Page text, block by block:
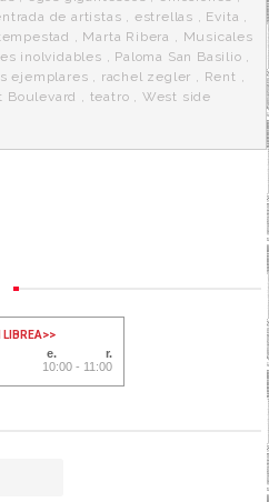
de artistas , estrellas , Evita ,
, Marta Ribera , Musicales
inolvidables , Paloma San Basilio ,
ejemplares , rachel zegler , Rent ,
Boulevard , teatro , West side
LIBREA>>
10:00 - 11:00